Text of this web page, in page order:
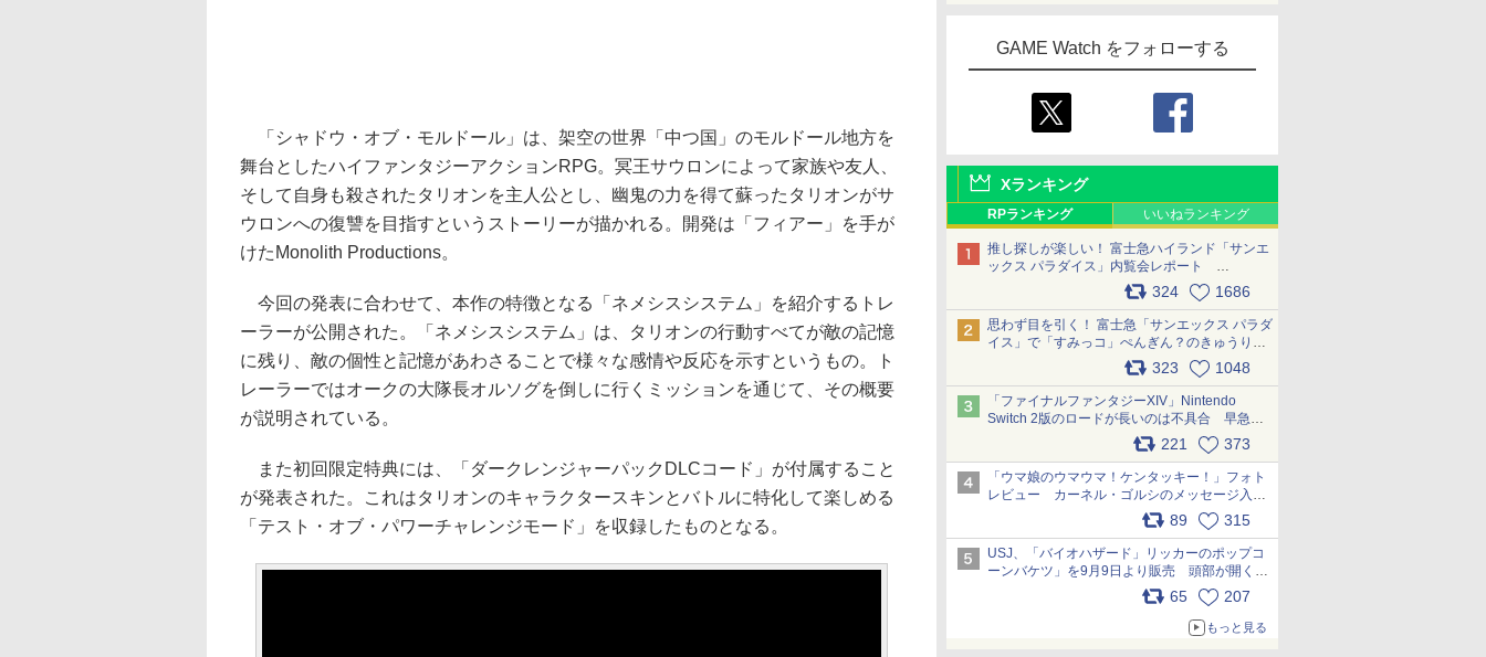
GAME Watch をフォローする
Xランキング
RPランキング いいねランキング
推し探しが楽しい！ 富士急ハイランド「サンエ
ックス パラダイス」内覧会レポート
324 1686
思わず目を引く！ 富士急「サンエックス パラダ
イス」で「すみっコ」ぺんぎん？のきゅうりド
ッグを食べてみた イラストそのままのメニュ
ー化に挑戦。これが意外にもおいしい
pic.x.com/Kgl04hZaeg
323 1048
「ファイナルファンタジーXIV」Nintendo
Switch 2版のロードが長いのは不具合 早急に
アップデートできるよう対応中221 373
「ウマ娘のウマウマ！ケンタッキー！」フォト
レビュー カーネル・ゴルシのメッセージ入り
パッケージや描き下ろしトレカなどが登場
89 315
USJ、「バイオハザード」リッカーのポップコ
ーンバケツ」を9月9日より販売 頭部が開く仕
組み。味は恐怖を堪のう「味噌フレーバー」
65 207
もっと見る
「シャドウ・オブ・モルドール」は、架空の世界「中つ国」のモルドール地方を
舞台としたハイファンタジーアクションRPG。冥王サウロンによって家族や友人、
そして自身も殺されたタリオンを主人公とし、幽鬼の力を得て蘇ったタリオンがサ
ウロンへの復讐を目指すというストーリーが描かれる。開発は「フィアー」を手が
けたMonolith Productions。
今回の発表に合わせて、本作の特徴となる「ネメシスシステム」を紹介するトレ
ーラーが公開された。「ネメシスシステム」は、タリオンの行動すべてが敵の記憶
に残り、敵の個性と記憶があわさることで様々な感情や反応を示すというもの。ト
レーラーではオークの大隊長オルソグを倒しに行くミッションを通じて、その概要
が説明されている。
また初回限定特典には、「ダークレンジャーパックDLCコード」が付属すること
が発表された。これはタリオンのキャラクタースキンとバトルに特化して楽しめる
「テスト・オブ・パワーチャレンジモード」を収録したものとなる。